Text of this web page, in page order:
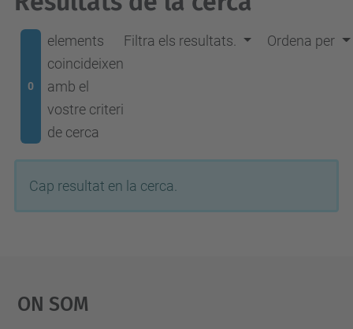
0
elements
coincideixen
amb el
vostre criteri
de cerca
Filtra els resultats. Ordena per
Cap resultat en la cerca.
On Som